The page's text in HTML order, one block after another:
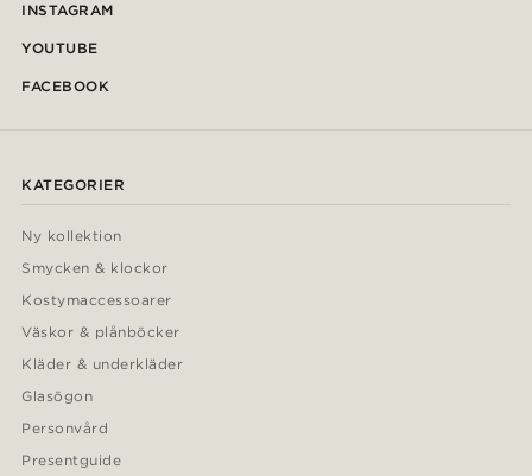
INSTAGRAM
YOUTUBE
FACEBOOK
KATEGORIER
Ny kollektion
Smycken & klockor
Kostymaccessoarer
Väskor & plånböcker
Kläder & underkläder
Glasögon
Personvård
Presentguide